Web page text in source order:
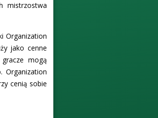
mistrzostwa
Organization
jako cenne
mogą
Organization
cenią sobie